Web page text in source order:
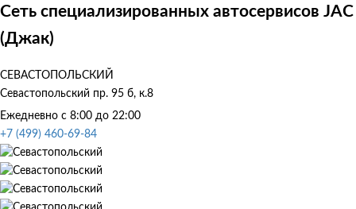
Сеть специализированных автосервисов JAC
(Джак)
СЕВАСТОПОЛЬСКИЙ
Севастопольский пр. 95 б, к.8
Ежедневно с 8:00 до 22:00
+7 (499) 460-69-84